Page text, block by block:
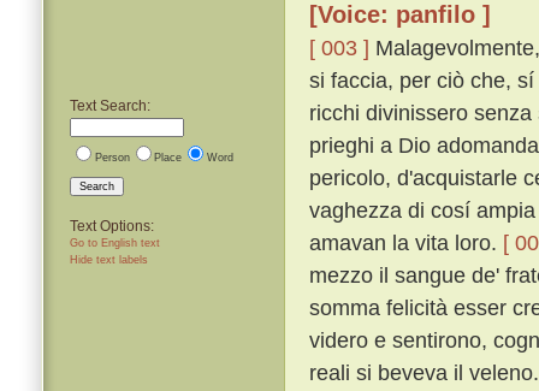
Text Search:
Person Place Word
Search
Text Options:
Go to English text
Hide text labels
[Voice: panfilo ]
[ 003 ]
si faccia, per ciò che,
ricchi divinissero
prieghi a Dio
pericolo, d'acquistarle
vaghezza di cosí
amavan la vita loro. [
mezzo il sangue de'
somma felicità esser
videro e sentirono,
reali si beveva il